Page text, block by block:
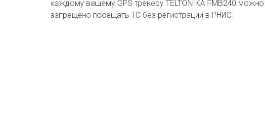
каждому вашему GPS трекеру TELTONIKA FMB240
запрещено посещать ТС без регистрации в РНИС.